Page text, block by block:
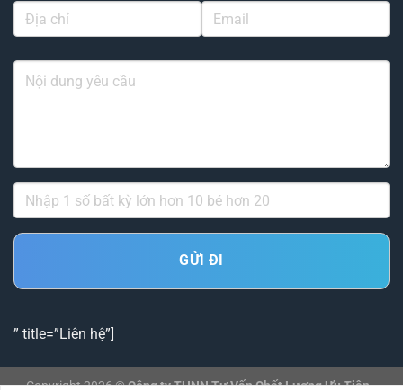
” title=”Liên hệ”]
Copyright 2026 ©Công ty THNN Tư Vấn Chất Lượng Ưu Tiên -